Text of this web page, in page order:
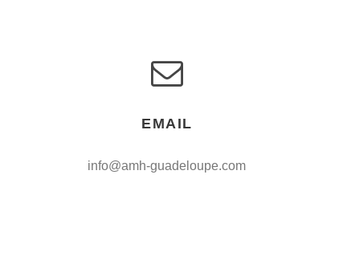
EMAIL
info@amh-guadeloupe.com